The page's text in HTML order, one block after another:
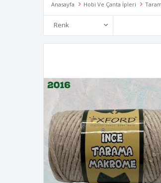
Anasayfa Hobi Ve Çanta İpleri
Renk